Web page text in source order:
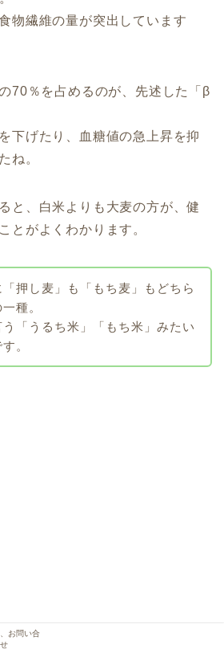
物繊維の量が突出しています
70％を占めるのが、先述した「β
下げたり、血糖値の急上昇を抑
ね。
と、白米よりも大麦の方が、健
とがよくわかります。
「押し麦」も「もち麦」もどちら
種。
う「うるち米」「もち米」みたい
。
お問い合